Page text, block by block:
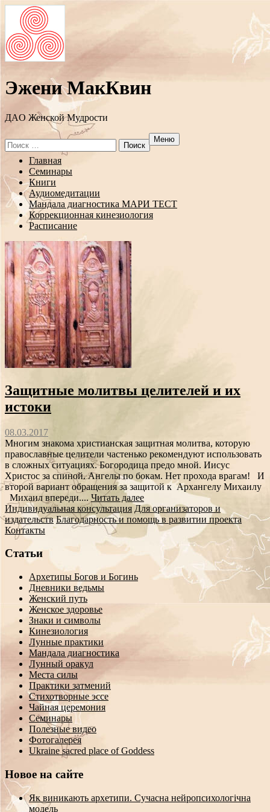
Эжени МакКвин
ДAO Женской Мудрости
Search
for:
Меню
Перейти
содержанию
Главная
Семинары
Книги
Аудиомедитации
Мандала диагностика МАРИ ТЕСТ
Коррекционная кинезиология
Расписание
Защитные молитвы целителей и их
истоки
08.03.2017
Многим знакома христианская защитная молитва, которую
православные целители частенько рекомендуют использовать
в сложных ситуациях. Богородица предо мной. Иисус
Христос за спиной. Ангелы по бокам. Нет прохода врагам! И
второй вариант обращения за защитой к Архангелу Михаилу
Михаил впереди.... Читать далее
Индивидуальная консультация Для организаторов и
издательств Благодарность и помощь в развитии проекта
Контакты
Статьи
Архетипы Богов и Богинь
Дневники ведьмы
Женский путь
Женское здоровье
Знаки и символы
Кинезиология
Лунные практики
Мандала диагностика
Лунный оракул
Места силы
Практики затмений
Стихотворные эссе
Чайная церемония
Семинары
Полезные видео
Фотогалерея
Ukraine sacred place of Goddess
Новое на сайте
Як виникають архетипи. Сучасна нейропсихологічна
модель